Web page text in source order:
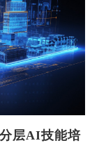
层AI技能培